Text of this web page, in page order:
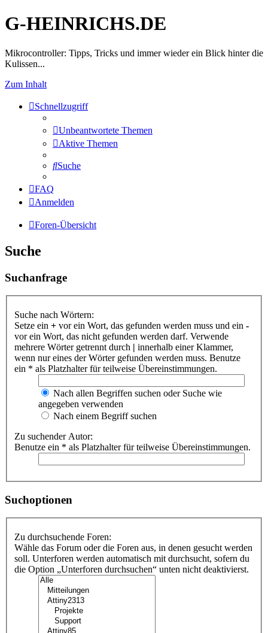
G-HEINRICHS.DE
Mikrocontroller: Tipps, Tricks und immer wieder ein Blick hinter die
Kulissen...
Zum Inhalt
Schnellzugriff
Unbeantwortete Themen
Aktive Themen
Suche
FAQ
Anmelden
Foren-Übersicht
Suche
Suchanfrage
Suche nach Wörtern:
Setze ein + vor ein Wort, das gefunden werden muss und ein -
vor ein Wort, das nicht gefunden werden darf. Verwende
mehrere Wörter getrennt durch | innerhalb einer Klammer,
wenn nur eines der Wörter gefunden werden muss. Benutze
ein * als Platzhalter für teilweise Übereinstimmungen.
Nach allen Begriffen suchen oder Suche wie
angegeben verwenden
Nach einem Begriff suchen
Zu suchender Autor:
Benutze ein * als Platzhalter für teilweise Übereinstimmungen.
Suchoptionen
Zu durchsuchende Foren:
Wähle das Forum oder die Foren aus, in denen gesucht werden
soll. Unterforen werden automatisch mit durchsucht, sofern du
die Option „Unterforen durchsuchen“ unten nicht deaktivierst.